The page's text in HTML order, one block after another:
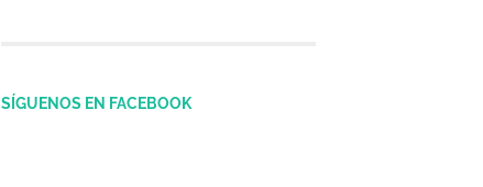
SÍGUENOS EN FACEBOOK